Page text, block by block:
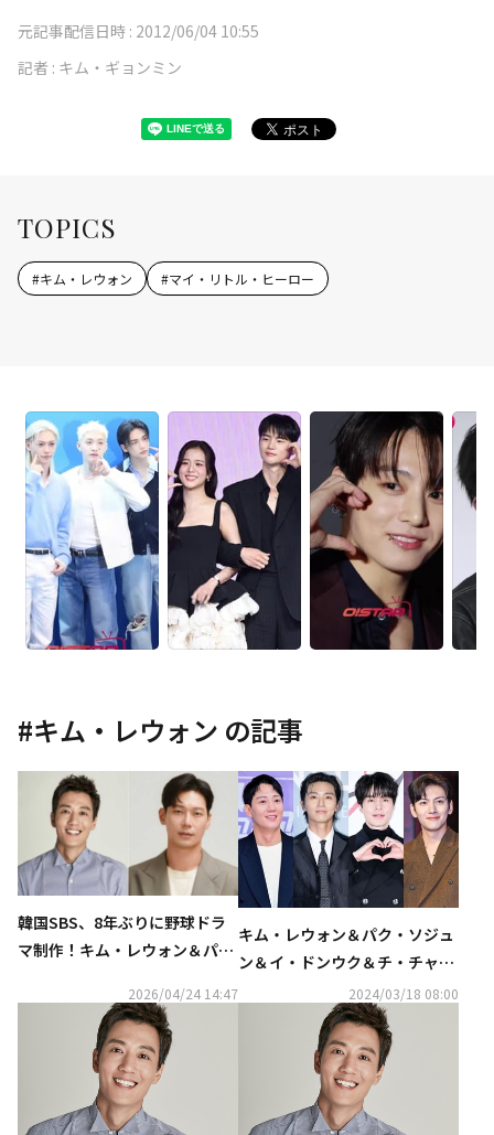
元記事配信日時 : 2012/06/04 10:55
記者 : キム・ギョンミン
TOPICS
#キム・レウォン #マイ・リトル・ヒーロー
#キム・レウォン の記事
韓国SBS、8年ぶりに野球ドラ
マ制作！キム・レウォン＆パ
ト」に出演決定
2026/04/24 14:47
キム・レウォン＆パク・ソジュ
ン＆イ・ドンウク＆チ・チャン
ウク、恋愛演技の達人たちに注
2024/03/18 08:00